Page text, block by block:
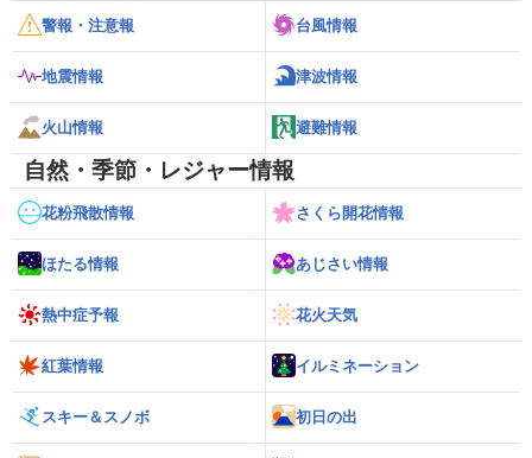
警報・注意報 台風情報
地震情報 津波情報
火山情報 避難情報
自然・季節・レジャー情報
花粉飛散情報 さくら開花情報
ほたる情報 あじさい情報
熱中症予報 花火天気
紅葉情報 イルミネーション
スキー＆スノボ 初日の出